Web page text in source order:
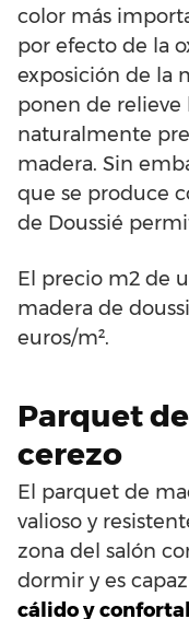
color más
por efecto de la
exposición de la
ponen de relieve
naturalmente
madera. Sin
que se produce
de Doussié
El precio m2 de
madera de
euros/m².
Parquet
cerezo
El parquet de
valioso y
zona del salón
dormir y es
cálido y